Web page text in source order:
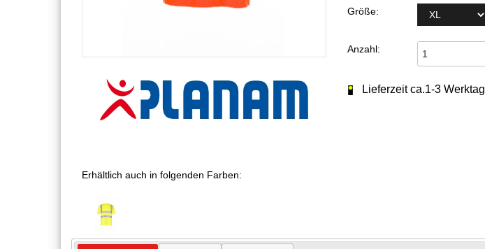
Größe:
Anzahl:
Lieferzeit ca.1-3
Erhältlich auch in folgenden Farben: